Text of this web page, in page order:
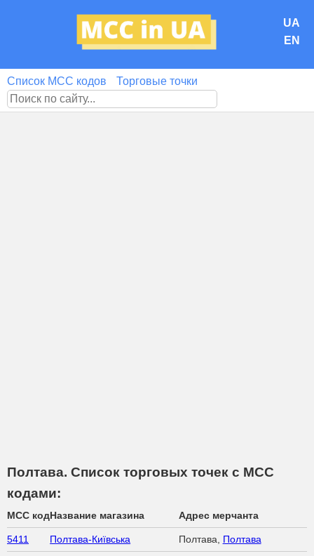
UA
EN
Список MCC кодов Торговые точки
Полтава. Список торговых точек с МСС
кодами:
MCC кодНазвание магазина Адрес мерчанта
5411 Полтава-Київська Полтава, Полтава